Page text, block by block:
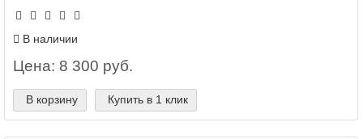
В наличии
Цена: 8 300 руб.
В корзину Купить в 1 клик